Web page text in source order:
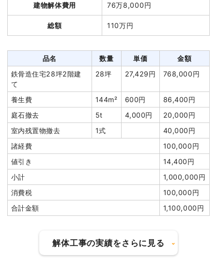
軽量鉄骨造倉庫13坪1階建
13坪
13,892
円
180,600円
アスベスト撤去
58m² 2,300円
133,400円
ブロック塀撤去
44m² 2,300円
101,200円
門扉・門柱撤去
円
土間コンクリート撤去 1,757円
10,540円
庭石撤去
円
49,000円
諸経費
141,000円
値引き
35,600円
小計
650,000
円
消費税
52,000円
建物解体費用 76万8,000円
総額 110万円
品名 数量 単価
金額
鉄骨造住宅28坪2階建
て
28坪 27,429円 768,000円
養生費 144m² 600円
86,400円
庭石撤去
5t 4,000円
20,000円
室内残置物撤去
1式
40,000円
諸経費
100,000円
値引き
14,400円
小計
1,000,000円
消費税
100,000円
合計金額
1,100,000円
解体工事の実績をさらに見る